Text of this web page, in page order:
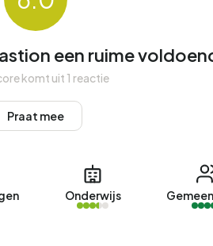
woning is
verkocht in Bastion. Een
€241.250. Dit is 6% hoger
per m² perceel is €3.891.
323
aangeboden door Van der
verhuurd in Bastion. Een
een ruime
komt uit 1 reactie
Praat mee
Onderwijs